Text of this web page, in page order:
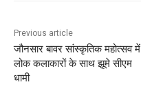
Previous article
जौनसार बावर सांस्कृतिक महोत्सव में
लोक कलाकारों के साथ झूमे सीएम
धामी